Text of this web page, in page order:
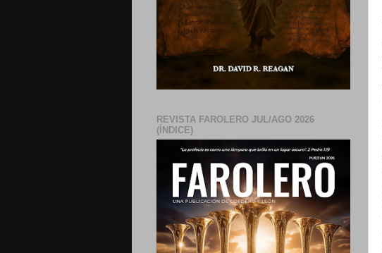
REVISTA FAROLERO JUL/AGO 2026
(ÍNDICE)